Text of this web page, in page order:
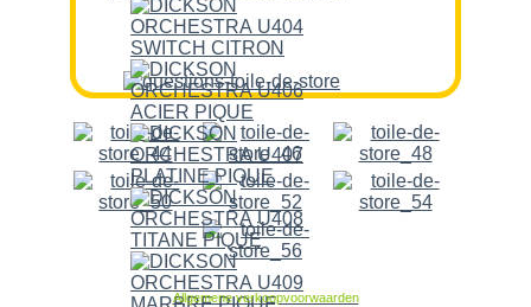
Allgemene verkoopvoorwaarden